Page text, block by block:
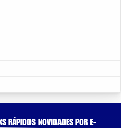
RÁPIDOS NOVIDADES POR E-